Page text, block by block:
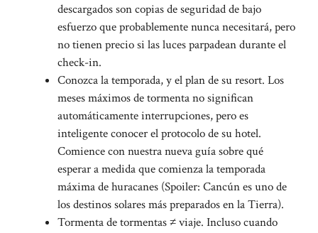
descargados son copias de seguridad de bajo
esfuerzo que probablemente nunca necesitará, pero
no tienen precio si las luces parpadean durante el
check-in.
Conozca la temporada, y el plan de su resort. Los
meses máximos de tormenta no significan
automáticamente interrupciones, pero es
inteligente conocer el protocolo de su hotel.
Comience con nuestra nueva guía sobre qué
esperar a medida que comienza la temporada
máxima de huracanes (Spoiler: Cancún es uno de
los destinos solares más preparados en la Tierra).
Tormenta de tormentas ≠ viaje. Incluso cuando